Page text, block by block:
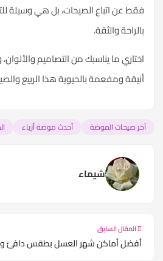
فقط عن اتباع الصيحات، بل هي وسيلة
بالراحة والثقة.
اختاري ما يناسبك من التصاميم
أنيقة ومفعمة بالحيوية هذا الربيع
آخر صيحات الموضة أحدث موضة أزياء
شيماء
المقال السابق
أفضل أماكن شهر العسل بطقس